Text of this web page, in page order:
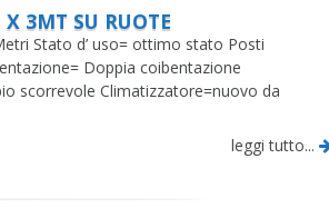
3MT SU RUOTE
Stato d’ uso= ottimo stato Posti
Doppia coibentazione
scorrevole Climatizzatore=nuovo da
leggi tutto...